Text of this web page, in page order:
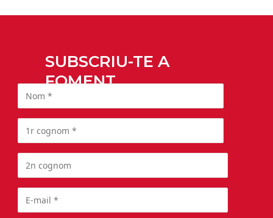
SUBSCRIU-TE A
FOMENT